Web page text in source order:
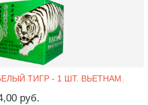
ТИГР - 1 ШТ. ВЬЕТНАМ.
руб.